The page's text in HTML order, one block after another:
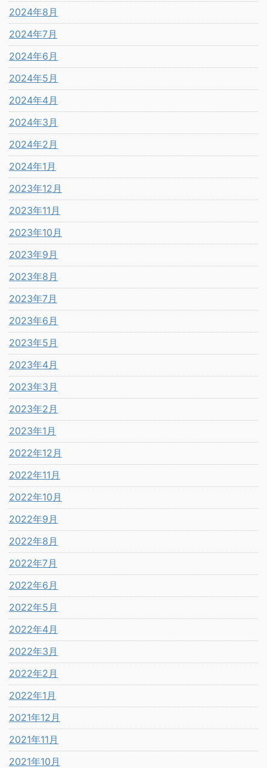
2024年8月
2024年7月
2024年6月
2024年5月
2024年4月
2024年3月
2024年2月
2024年1月
2023年12月
2023年11月
2023年10月
2023年9月
2023年8月
2023年7月
2023年6月
2023年5月
2023年4月
2023年3月
2023年2月
2023年1月
2022年12月
2022年11月
2022年10月
2022年9月
2022年8月
2022年7月
2022年6月
2022年5月
2022年4月
2022年3月
2022年2月
2022年1月
2021年12月
2021年11月
2021年10月